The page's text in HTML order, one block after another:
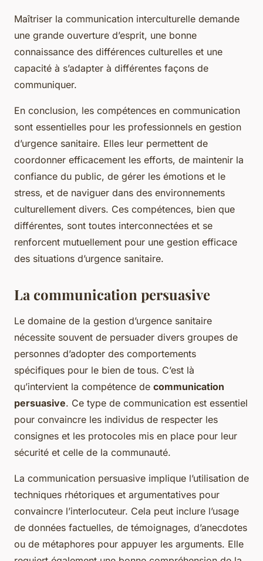
Maîtriser la communication interculturelle demande
une grande ouverture d’esprit, une bonne
connaissance des différences culturelles et une
capacité à s’adapter à différentes façons de
communiquer.
En conclusion, les compétences en communication
sont essentielles pour les professionnels en gestion
d’urgence sanitaire. Elles leur permettent de
coordonner efficacement les efforts, de maintenir la
confiance du public, de gérer les émotions et le
stress, et de naviguer dans des environnements
culturellement divers. Ces compétences, bien que
différentes, sont toutes interconnectées et se
renforcent mutuellement pour une gestion efficace
des situations d’urgence sanitaire.
La communication persuasive
Le domaine de la gestion d’urgence sanitaire
nécessite souvent de persuader divers groupes de
personnes d’adopter des comportements
spécifiques pour le bien de tous. C’est là
qu’intervient la compétence de communication
persuasive. Ce type de communication est essentiel
pour convaincre les individus de respecter les
consignes et les protocoles mis en place pour leur
sécurité et celle de la communauté.
La communication persuasive implique l’utilisation de
techniques rhétoriques et argumentatives pour
convaincre l’interlocuteur. Cela peut inclure l’usage
de données factuelles, de témoignages, d’anecdotes
ou de métaphores pour appuyer les arguments. Elle